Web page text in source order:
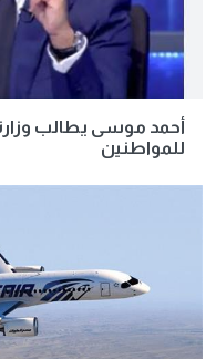
أحمد موسى يطالب وزارة
للمواطنين